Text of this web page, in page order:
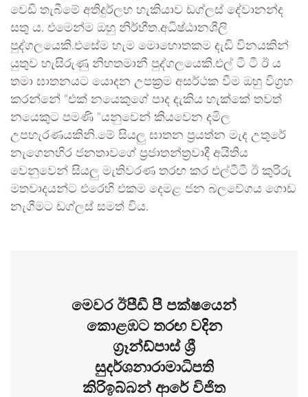
වෙඩි තැබීමේ අතිදුර්ලභ හැකියාව ඩග්ලස් දේවානන්ද
සතු ය. එමෙන්ම ඔහු නිර්භීත.අධිෂ්ඨානශීලි
පුද්ගලයෙකි.එසේම හැම මොහොතකම දැඩි විනයකින්‍
යුතුව හැසිරුණු නිහතමානී පුද්ගලයෙකි.එල් ටී ටී ඊ ය
තමා ඝාතනයට යොදන උපක්‍රම අසර්ථක වීම ඔහු විග්‍රහ
කරන්නේ “එක් නයෙකුගේ පාද දැකිය හැක්කේ තවත්
නයෙකුට පමණි “යනුවෙන් කියවෙන දමිල
උපහැරණයකිනි.මේ සියලු ඝාතන ප්‍රයත්න මැද උතුරේ
නැගෙනහිර ජනතාවගේ ප්‍රජාතන්ත්‍රවාදී අයිතිය
වෙනුවෙන් සියලු මැතිවරණ තරඟ කර එල්ටීටී ඊ කුරිරු
මතවාදයන්ට එරෙහි එකම දෙමළ ජන බලවේගය ගොඩ
නැගීමට ඩග්ලස් සමත් විය.
මෙවර ඊපීඩී පී පක්ෂයෙන්
කොළඹට තරඟ වදින
ග්‍රෑන්ඩ්පාස් ශ්‍රී
සුදර්ශනාරාමාධිපති
කිරිඉබ්බන් ආරේ විජිත